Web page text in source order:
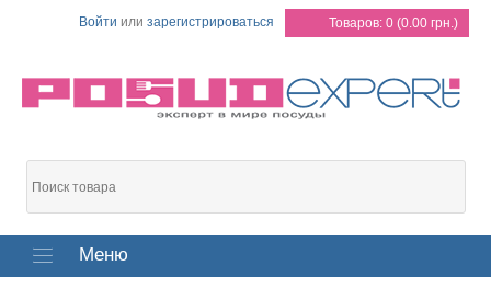
Товаров: 0 (0.00 грн.)
Войти или зарегистрироваться
Меню